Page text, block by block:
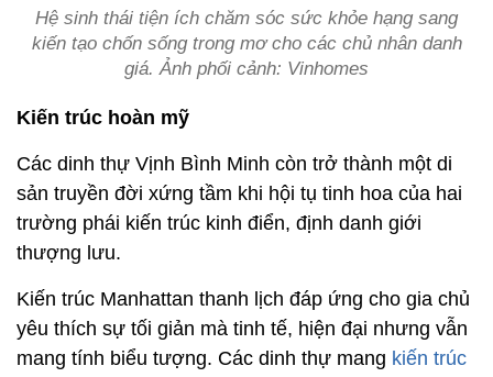
Hệ sinh thái tiện ích chăm sóc sức khỏe hạng sang
kiến tạo chốn sống trong mơ cho các chủ nhân danh
giá. Ảnh phối cảnh: Vinhomes
Kiến trúc hoàn mỹ
Các dinh thự Vịnh Bình Minh còn trở thành một di
sản truyền đời xứng tầm khi hội tụ tinh hoa của hai
trường phái kiến trúc kinh điển, định danh giới
thượng lưu.
Kiến trúc Manhattan thanh lịch đáp ứng cho gia chủ
yêu thích sự tối giản mà tinh tế, hiện đại nhưng vẫn
mang tính biểu tượng. Các dinh thự mang kiến trúc